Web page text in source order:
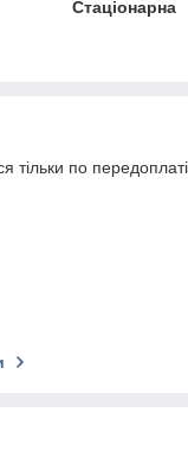
Стаціонарна
тільки по